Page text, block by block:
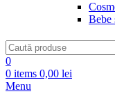
Bebe
0
0 items 0,00 lei
Menu